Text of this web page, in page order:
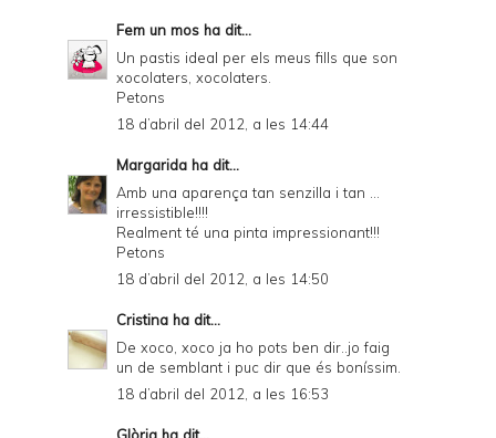
Fem un mos ha dit...
Un pastis ideal per els meus fills que son
xocolaters, xocolaters.
Petons
18 d’abril del 2012, a les 14:44
Margarida ha dit...
Amb una aparença tan senzilla i tan ...
irressistible!!!!
Realment té una pinta impressionant!!!
Petons
18 d’abril del 2012, a les 14:50
Cristina ha dit...
De xoco, xoco ja ho pots ben dir..jo faig
un de semblant i puc dir que és boníssim.
18 d’abril del 2012, a les 16:53